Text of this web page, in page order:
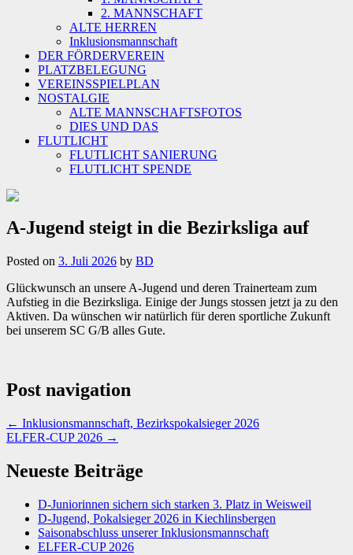
2. MANNSCHAFT
ALTE HERREN
Inklusionsmannschaft
DER FÖRDERVEREIN
PLATZBELEGUNG
VEREINSSPIELPLAN
NOSTALGIE
ALTE MANNSCHAFTSFOTOS
DIES UND DAS
FLUTLICHT
FLUTLICHT SANIERUNG
FLUTLICHT SPENDE
A-Jugend steigt in die Bezirksliga auf
Posted on 3. Juli 2026 by BD
Glückwunsch an unsere A-Jugend und deren Trainerteam zum
Aufstieg in die Bezirksliga. Einige der Jungs stossen jetzt ja zu den
Aktiven. Da wünschen wir natürlich für deren sportliche Zukunft
bei unserem SC G/B alles Gute.
Post navigation
← Inklusionsmannschaft, Bezirkspokalsieger 2026
ELFER-CUP 2026 →
Neueste Beiträge
D-Juniorinnen sichern sich starken 3. Platz in Weisweil
D-Jugend, Pokalsieger 2026 in Kiechlinsbergen
Saisonabschluss unserer Inklusionsmannschaft
ELFER-CUP 2026